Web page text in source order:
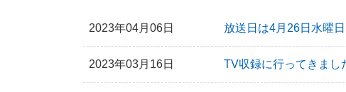
2023年04月06日 放送日は4月26日水曜
2023年03月16日 TV収録に行ってきまし